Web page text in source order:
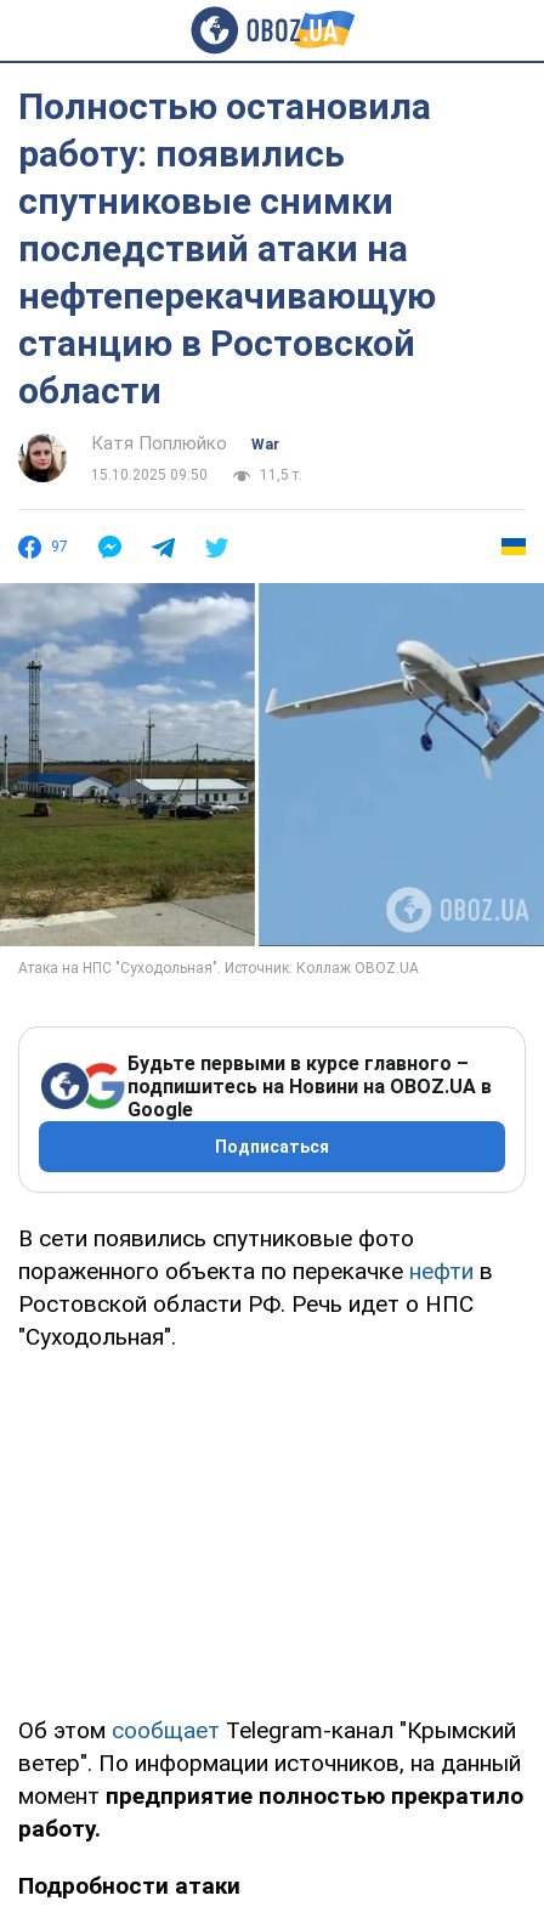
Полностью остановила
работу: появились
спутниковые снимки
последствий атаки на
нефтеперекачивающую
станцию в Ростовской
области
Катя Поплюйко
War
15.10.2025 09:50
11,5 т.
97
Будьте первыми в курсе главного –
подпишитесь на Новини на OBOZ.UA в
Google
Подписаться
В сети появились спутниковые фото
пораженного объекта по перекачке нефти в
Ростовской области РФ. Речь идет о НПС
"Суходольная".
Об этом сообщает Telegram-канал "Крымский
ветер". По информации источников, на данный
момент предприятие полностью прекратило
работу.
Подробности атаки